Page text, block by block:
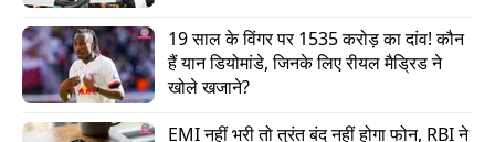
19 साल के विंगर पर 1535 करोड़ का दांव! कौन
हैं यान डियोमांडे, जिनके लिए रीयल मैड्रिड ने
खोले खजाने?
EMI नहीं भरी तो तुरंत बंद नहीं होगा फोन, RBI ने